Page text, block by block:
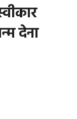
देना